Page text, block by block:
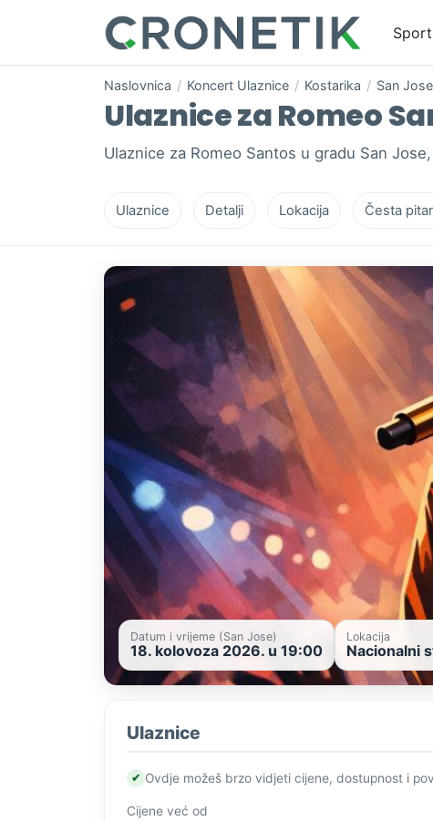
Sport
Naslovnica / Koncert Ulaznice / Kostarika / San Jose
Ulaznice za Romeo
Ulaznice za Romeo Santos u gradu San
Ulaznice Detalji Lokacija Česta
Datum i vrijeme (San Jose)
18. kolovoza 2026. u 19:00
Lokacija
Nacionalni
Ulaznice
✔ Ovdje možeš brzo vidjeti cijene, dostupnost i
Cijene već od